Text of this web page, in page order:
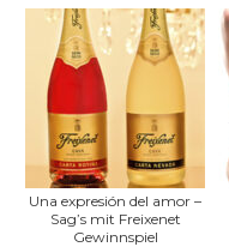
Una expresión del amor –
Sag’s mit Freixenet
Gewinnspiel